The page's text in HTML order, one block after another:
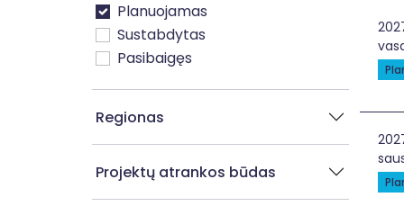
Planuojamas
Sustabdytas
Pasibaigęs
Regionas
Projektų atrankos būdas